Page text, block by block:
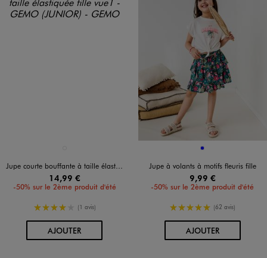
Jupe courte bouffante à taille élastiquée fille
14,99 €
-50% sur le 2ème produit d'été
4/5 de moyenne
(1 avis)
AJOUTERAU PANIER
Disponible en 1 coloris
BLEU
Jupe à volants à motifs fleuris fille
9,99 €
-50% sur le 2ème produit d'été
5/5 de moyenne
(62 avis)
AJOUTERAU PANIER